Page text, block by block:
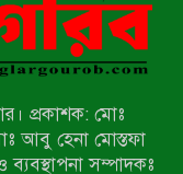
ক্লাবের
ফাইনাল
মঞ্চস্থ
প্রকাশক: মোঃ
আবু হেনা মোস্তফা
ব্যবস্থাপনা সম্পাদকঃ